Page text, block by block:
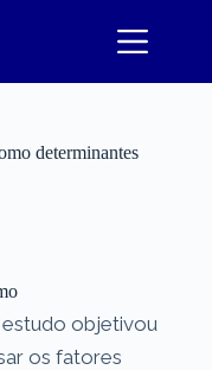
determinantes
estudo objetivou
os fatores